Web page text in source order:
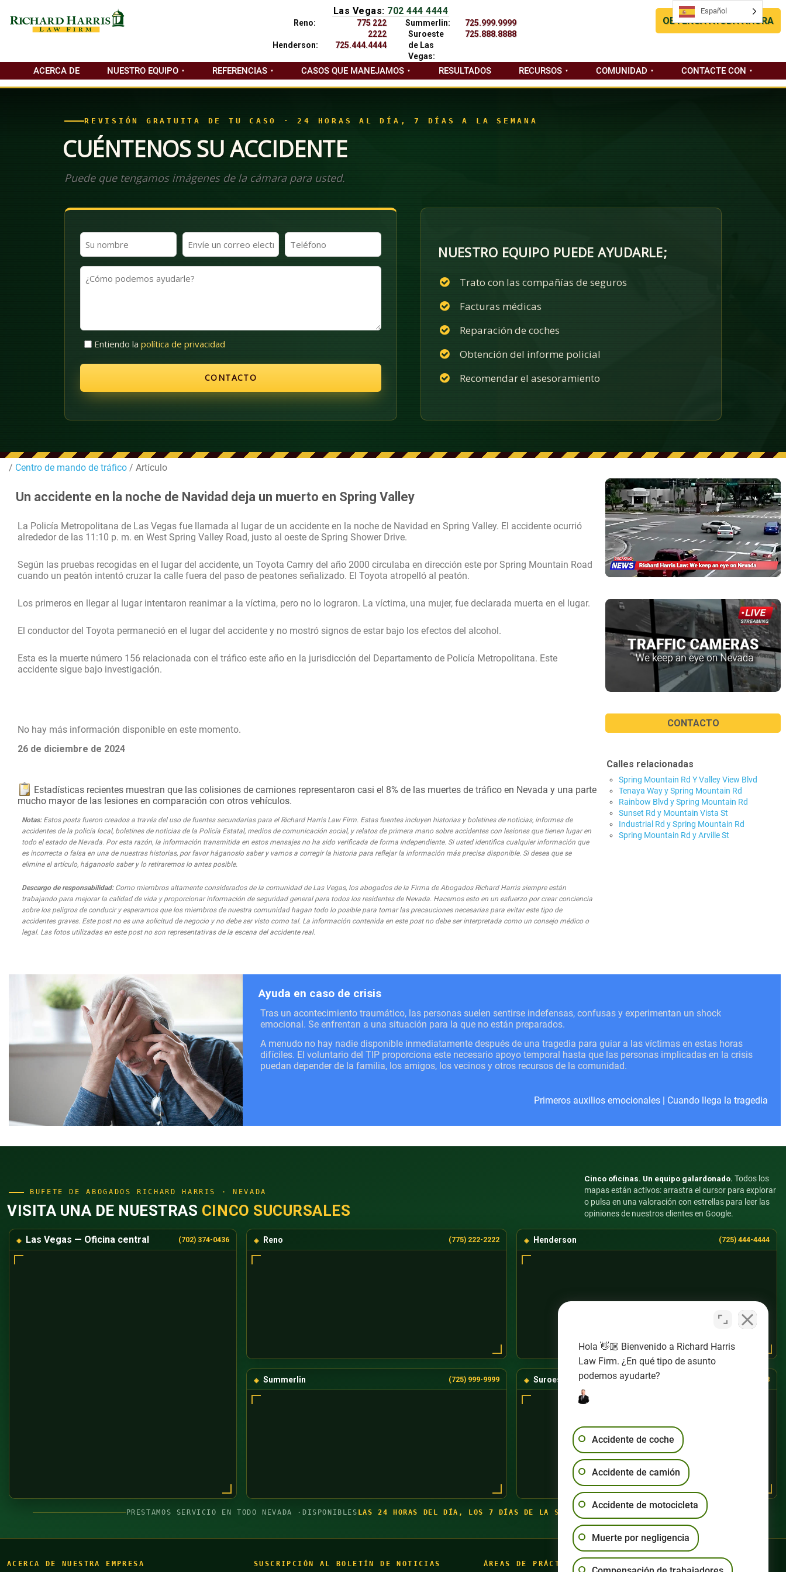
Las Vegas: 702 444 4444
Reno:
775 222
2222
Henderson:
725.444.4444
Summerlin:
725.999.9999
Suroeste
de Las
Vegas:
725.888.8888
OBTENGA AYUDA AHORA
ACERCA DE NUESTRO EQUIPO REFERENCIAS CASOS QUE MANEJAMOS RESULTADOS RECURSOS COMUNIDAD CONTACTE CON
REVISIÓN GRATUITA DE TU CASO · 24 HORAS AL DÍA, 7 DÍAS A LA SEMANA
CUÉNTENOS SU ACCIDENTE
Puede que tengamos imágenes de la cámara para usted.
Nombre
y
apellidos
(Obligatorio)
Correo
electrónico
(Obligatorio)
Teléfono
(Obligatorio)
¿Cómo
podemos
SinEntiendo la política de privacidad
NUESTRO EQUIPO PUEDE AYUDARLE;
Trato con las compañías de seguros
Facturas médicas
Reparación de coches
Obtención del informe policial
Recomendar el asesoramiento
/ Centro de mando de tráfico / Artículo
Un accidente en la noche de Navidad deja un muerto en Spring Valley
La Policía Metropolitana de Las Vegas fue llamada al lugar de un accidente en la noche de Navidad en Spring Valley. El accidente ocurrió
alrededor de las 11:10 p. m. en West Spring Valley Road, justo al oeste de Spring Shower Drive.
Según las pruebas recogidas en el lugar del accidente, un Toyota Camry del año 2000 circulaba en dirección este por Spring Mountain Road
cuando un peatón intentó cruzar la calle fuera del paso de peatones señalizado. El Toyota atropelló al peatón.
Los primeros en llegar al lugar intentaron reanimar a la víctima, pero no lo lograron. La víctima, una mujer, fue declarada muerta en el lugar.
El conductor del Toyota permaneció en el lugar del accidente y no mostró signos de estar bajo los efectos del alcohol.
Esta es la muerte número 156 relacionada con el tráfico este año en la jurisdicción del Departamento de Policía Metropolitana. Este
accidente sigue bajo investigación.
No hay más información disponible en este momento.
26 de diciembre de 2024
Estadísticas recientes muestran que las colisiones de camiones representaron casi el 8% de las muertes de tráfico en Nevada y una parte
mucho mayor de las lesiones en comparación con otros vehículos.
Notas:Estos posts fueron creados a través del uso de fuentes secundarias para el Richard Harris Law Firm. Estas fuentes incluyen historias y boletines de noticias, informes de
accidentes de la policía local, boletines de noticias de la Policía Estatal, medios de comunicación social, y relatos de primera mano sobre accidentes con lesiones que tienen lugar en
todo el estado de Nevada. Por esta razón, la información transmitida en estos mensajes no ha sido verificada de forma independiente. Si usted identifica cualquier información que
es incorrecta o falsa en una de nuestras historias, por favor háganoslo saber y vamos a corregir la historia para reflejar la información más precisa disponible. Si desea que se
elimine el artículo, háganoslo saber y lo retiraremos lo antes posible.
Descargo de responsabilidad:Como miembros altamente considerados de la comunidad de Las Vegas, los abogados de la Firma de Abogados Richard Harris siempre están
trabajando para mejorar la calidad de vida y proporcionar información de seguridad general para todos los residentes de Nevada. Hacemos esto en un esfuerzo por crear conciencia
sobre los peligros de conducir y esperamos que los miembros de nuestra comunidad hagan todo lo posible para tomar las precauciones necesarias para evitar este tipo de
accidentes graves. Este post no es una solicitud de negocio y no debe ser visto como tal. La información contenida en este post no debe ser interpretada como un consejo médico o
legal. Las fotos utilizadas en este post no son representativas de la escena del accidente real.
CONTACTO
Calles relacionadas
Spring Mountain Rd Y Valley View Blvd
Tenaya Way y Spring Mountain Rd
Rainbow Blvd y Spring Mountain Rd
Sunset Rd y Mountain Vista St
Industrial Rd y Spring Mountain Rd
Spring Mountain Rd y Arville St
Ayuda en caso de crisis
Tras un acontecimiento traumático, las personas suelen sentirse indefensas, confusas y experimentan un shock
emocional. Se enfrentan a una situación para la que no están preparados.
A menudo no hay nadie disponible inmediatamente después de una tragedia para guiar a las víctimas en estas horas
difíciles. El voluntario del TIP proporciona este necesario apoyo temporal hasta que las personas implicadas en la crisis
puedan depender de la familia, los amigos, los vecinos y otros recursos de la comunidad.
Primeros auxilios emocionales Cuando llega la tragedia
BUFETE DE ABOGADOS RICHARD HARRIS · NEVADA
VISITA UNA DE NUESTRAS CINCO SUCURSALES
Cinco oficinas. Un equipo galardonado. Todos los
mapas están activos: arrastra el cursor para explorar
o pulsa en una valoración con estrellas para leer las
opiniones de nuestros clientes en Google.
Las Vegas — Oficina central (702) 374-0436 Reno (775) 222-2222 Henderson (725) 444-4444
Summerlin (725) 999-9999 Suroeste de Las Vegas (725) 888-8888
PRESTAMOS SERVICIO EN TODO NEVADA · DISPONIBLES LAS 24 HORAS DEL DÍA, LOS 7 DÍAS DE LA SEMANA
ACERCA DE NUESTRA EMPRESA SUSCRIPCIÓN AL BOLETÍN DE NOTICIAS ÁREAS DE PRÁCTICA
Español
Español
Hola 👋🏼 Bienvenido a Richard Harris
Law Firm. ¿En qué tipo de asunto
podemos ayudarte?
Accidente de coche
Accidente de camión
Accidente de motocicleta
Muerte por negligencia